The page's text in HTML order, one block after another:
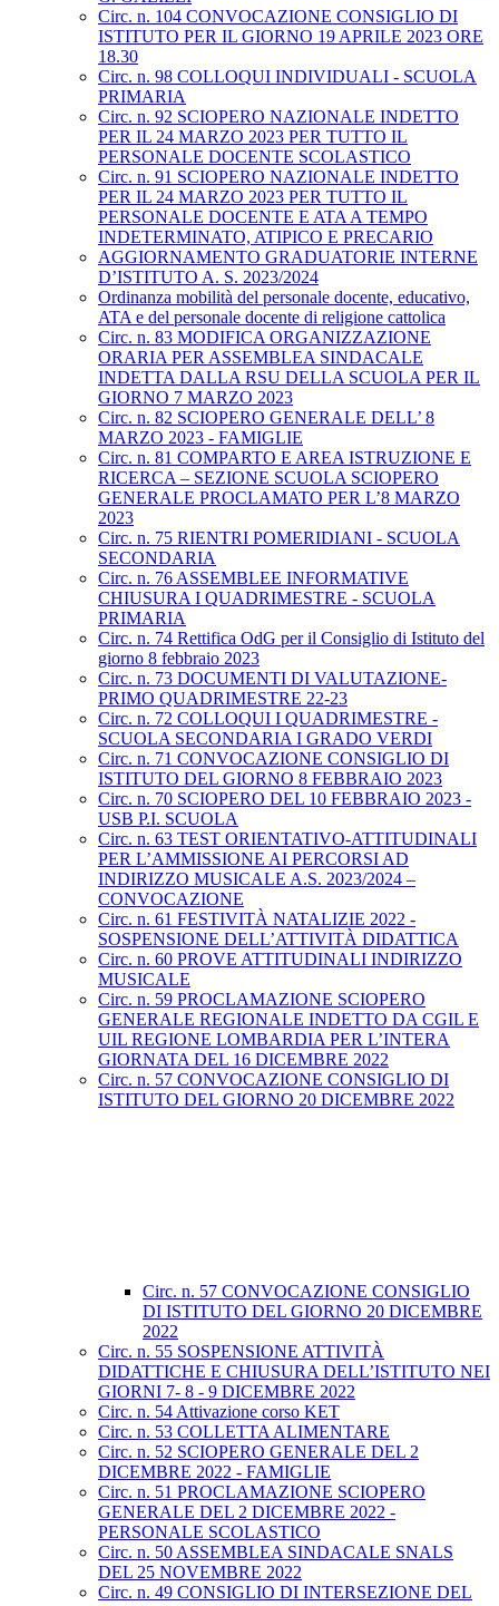
Circ. n. 104 CONVOCAZIONE CONSIGLIO DI
ISTITUTO PER IL GIORNO 19 APRILE 2023 ORE
18.30
Circ. n. 98 COLLOQUI INDIVIDUALI - SCUOLA
PRIMARIA
Circ. n. 92 SCIOPERO NAZIONALE INDETTO
PER IL 24 MARZO 2023 PER TUTTO IL
PERSONALE DOCENTE SCOLASTICO
Circ. n. 91 SCIOPERO NAZIONALE INDETTO
PER IL 24 MARZO 2023 PER TUTTO IL
PERSONALE DOCENTE E ATA A TEMPO
INDETERMINATO, ATIPICO E PRECARIO
AGGIORNAMENTO GRADUATORIE INTERNE
D’ISTITUTO A. S. 2023/2024
Ordinanza mobilità del personale docente, educativo,
ATA e del personale docente di religione cattolica
Circ. n. 83 MODIFICA ORGANIZZAZIONE
ORARIA PER ASSEMBLEA SINDACALE
INDETTA DALLA RSU DELLA SCUOLA PER IL
GIORNO 7 MARZO 2023
Circ. n. 82 SCIOPERO GENERALE DELL’ 8
MARZO 2023 - FAMIGLIE
Circ. n. 81 COMPARTO E AREA ISTRUZIONE E
RICERCA – SEZIONE SCUOLA SCIOPERO
GENERALE PROCLAMATO PER L’8 MARZO
2023
Circ. n. 75 RIENTRI POMERIDIANI - SCUOLA
SECONDARIA
Circ. n. 76 ASSEMBLEE INFORMATIVE
CHIUSURA I QUADRIMESTRE - SCUOLA
PRIMARIA
Circ. n. 74 Rettifica OdG per il Consiglio di Istituto del
giorno 8 febbraio 2023
Circ. n. 73 DOCUMENTI DI VALUTAZIONE-
PRIMO QUADRIMESTRE 22-23
Circ. n. 72 COLLOQUI I QUADRIMESTRE -
SCUOLA SECONDARIA I GRADO VERDI
Circ. n. 71 CONVOCAZIONE CONSIGLIO DI
ISTITUTO DEL GIORNO 8 FEBBRAIO 2023
Circ. n. 70 SCIOPERO DEL 10 FEBBRAIO 2023 -
USB P.I. SCUOLA
Circ. n. 63 TEST ORIENTATIVO-ATTITUDINALI
PER L’AMMISSIONE AI PERCORSI AD
INDIRIZZO MUSICALE A.S. 2023/2024 –
CONVOCAZIONE
Circ. n. 61 FESTIVITÀ NATALIZIE 2022 -
SOSPENSIONE DELL’ATTIVITÀ DIDATTICA
Circ. n. 60 PROVE ATTITUDINALI INDIRIZZO
MUSICALE
Circ. n. 59 PROCLAMAZIONE SCIOPERO
GENERALE REGIONALE INDETTO DA CGIL E
UIL REGIONE LOMBARDIA PER L’INTERA
GIORNATA DEL 16 DICEMBRE 2022
Circ. n. 57 CONVOCAZIONE CONSIGLIO DI
ISTITUTO DEL GIORNO 20 DICEMBRE 2022
Circ. n. 57 CONVOCAZIONE CONSIGLIO
DI ISTITUTO DEL GIORNO 20 DICEMBRE
2022
Circ. n. 55 SOSPENSIONE ATTIVITÀ
DIDATTICHE E CHIUSURA DELL’ISTITUTO NEI
GIORNI 7- 8 - 9 DICEMBRE 2022
Circ. n. 54 Attivazione corso KET
Circ. n. 53 COLLETTA ALIMENTARE
Circ. n. 52 SCIOPERO GENERALE DEL 2
DICEMBRE 2022 - FAMIGLIE
Circ. n. 51 PROCLAMAZIONE SCIOPERO
GENERALE DEL 2 DICEMBRE 2022 -
PERSONALE SCOLASTICO
Circ. n. 50 ASSEMBLEA SINDACALE SNALS
DEL 25 NOVEMBRE 2022
Circ. n. 49 CONSIGLIO DI INTERSEZIONE DEL